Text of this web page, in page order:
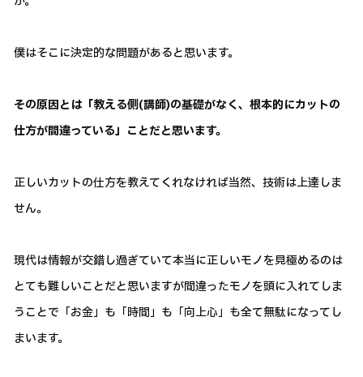
僕はそこに決定的な問題があると思います。
その原因とは「教える側(講師)の基礎がなく、根本的にカットの
仕方が間違っている」ことだと思います。
正しいカットの仕方を教えてくれなければ当然、技術は上達しま
せん。
現代は情報が交錯し過ぎていて本当に正しいモノを見極めるのは
とても難しいことだと思いますが間違ったモノを頭に入れてしま
うことで「お金」も「時間」も「向上心」も全て無駄になってし
まいます。